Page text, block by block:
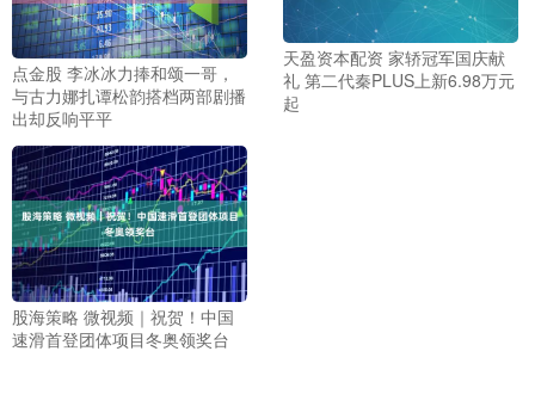
点金股 李冰冰力捧和颂一哥，
与古力娜扎谭松韵搭档两部剧播
出却反响平平
天盈资本配资 家轿冠军国庆献
礼 第二代秦PLUS上新6.98万元
起
股海策略 微视频｜祝贺！中国
速滑首登团体项目冬奥领奖台